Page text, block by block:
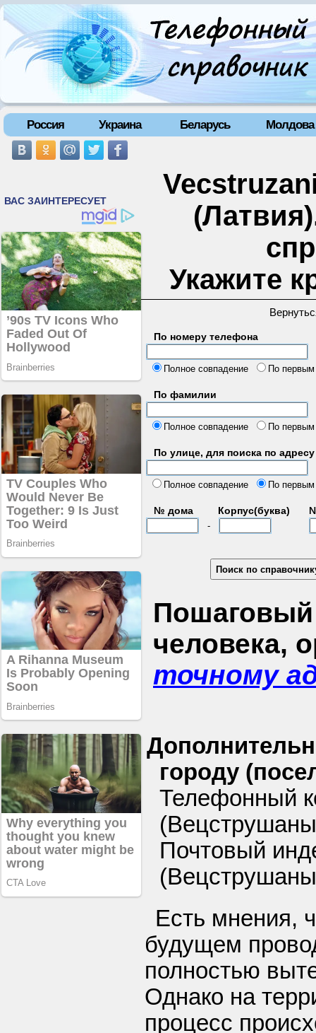
Россия Украина Беларусь Молдова
Укажите
По номеру телефона
Полное совпадение
По
По фамилии
Полное совпадение По
По улице, для поиска по адресу
Полное совпадение
По
№ дома Корпус(буква)
-
Пошаговый
человека,
точному
городу
Телефонный
Почтовый
Есть мнения,
будущем
полностью
Однако на
процесс